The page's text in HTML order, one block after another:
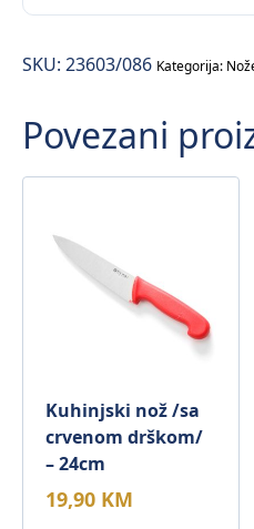
za
količina
SKU: 23603/086 Kategorija:
Povezani
Kuhinjski nož /sa
crvenom drškom/
– 24cm
19,90 KM